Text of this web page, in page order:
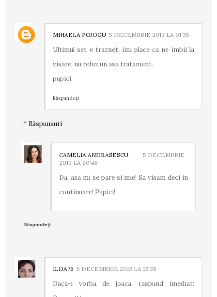
MIHAELA POJOGU 5 DECEMBRIE 2013 LA 01:35
Ultimul set e traznet, imi place ca ne imbii la
visare, nu refuz un asa tratament.
pupici
Răspundeți
Răspunsuri
CAMELIA ANDRASESCU
5 DECEMBRIE
2013 LA 20:48
Da, asa mi se pare si mie! Sa visam deci in
continuare! Pupici!
Răspundeți
ILDA76 5 DECEMBRIE 2013 LA 13:38
Daca-i vorba de joaca, raspund imediat: